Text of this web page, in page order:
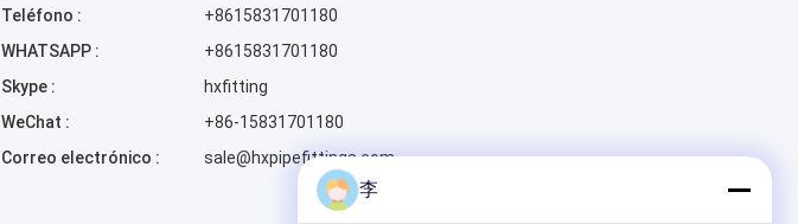
Teléfono :
+8615831701180
WHATSAPP :
+8615831701180
Skype :
hxfitting
WeChat :
+86-15831701180
Correo electrónico :
sale@hxpipefittings.com
李